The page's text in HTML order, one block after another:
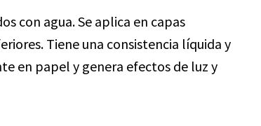
con agua. Se aplica en capas
Tiene una consistencia líquida y
en papel y genera efectos de luz y